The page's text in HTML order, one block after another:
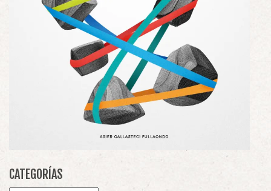
CATEGORÍAS